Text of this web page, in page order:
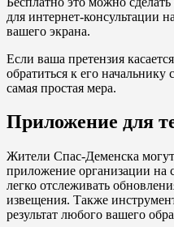
для интернет-консультации
вашего экрана.
Если ваша претензия
обратиться к его
самая простая мера.
Приложение для
Жители Спас-Деменска
приложение организации
легко отслеживать
извещения. Также
результат любого вашего